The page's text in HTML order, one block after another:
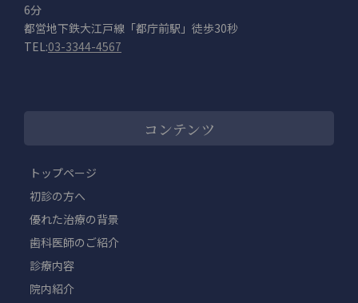
6分
都営地下鉄大江戸線「都庁前駅」徒歩30秒
TEL:03-3344-4567
コンテンツ
トップページ
初診の方へ
優れた治療の背景
歯科医師のご紹介
診療内容
院内紹介